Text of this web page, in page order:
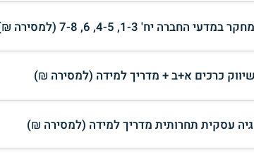
החברה יח' 1-3, 4-5, 6, 7-8 (למסירה ₪)
כרכים א+ב + מדריך למידה (למסירה ₪)
עסקית תחרותית מדריך למידה (למסירה ₪)